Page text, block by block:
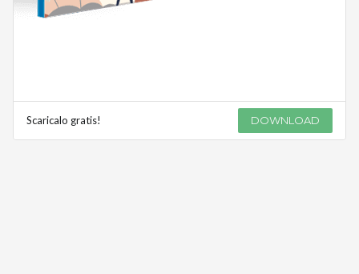
Scaricalo gratis! DOWNLOAD